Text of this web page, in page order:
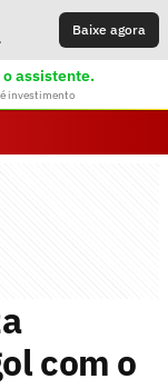
Baixe agora
o assistente.
investimento
com o